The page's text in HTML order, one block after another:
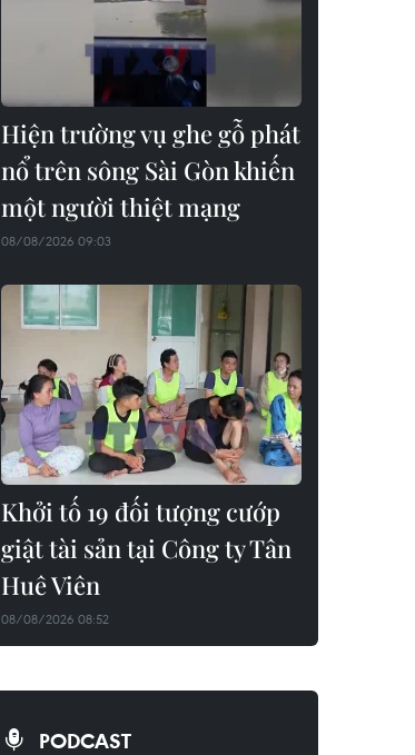
Hiện trường vụ ghe gỗ phát
nổ trên sông Sài Gòn khiến
một người thiệt mạng
08/08/2026 09:03
Khởi tố 19 đối tượng cướp
giật tài sản tại Công ty Tân
Huê Viên
08/08/2026 08:52
PODCAST